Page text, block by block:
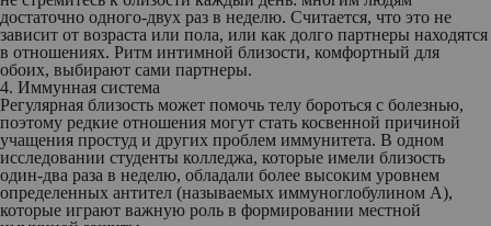
достаточно одного-двух раз в неделю. Считается, что это не
зависит от возраста или пола, или как долго партнеры находятся
в отношениях. Ритм интимной близости, комфортный для
обоих, выбирают сами партнеры.
4. Иммунная система
Регулярная близость может помочь телу бороться с болезнью,
поэтому редкие отношения могут стать косвенной причиной
учащения простуд и других проблем иммунитета. В одном
исследовании студенты колледжа, которые имели близость
один-два раза в неделю, обладали более высоким уровнем
определенных антител (называемых иммуноглобулином А),
которые играют важную роль в формировании местной